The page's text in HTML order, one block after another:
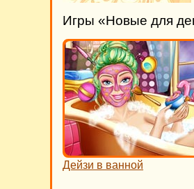
Игры «Новые для
Дейзи в ванной